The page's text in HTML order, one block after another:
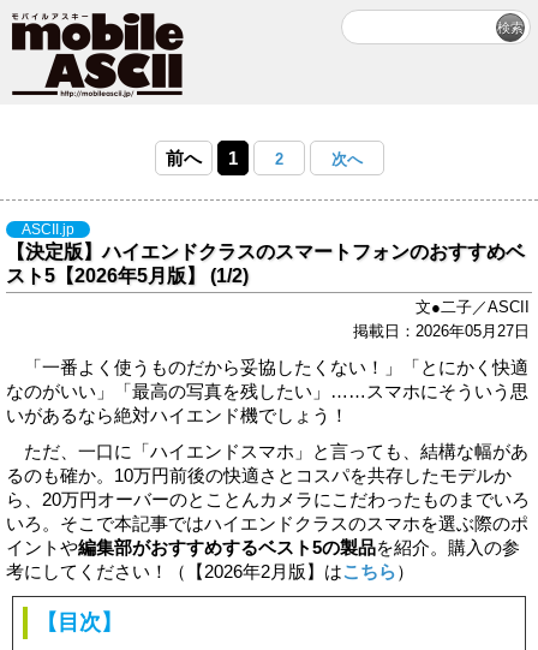
前へ 1 2 次へ
ASCII.jp
【決定版】ハイエンドクラスのスマートフォンのおすすめベ
スト5【2026年5月版】 (1/2)
文●二子／ASCII
掲載日：2026年05月27日
「一番よく使うものだから妥協したくない！」「とにかく快適
なのがいい」「最高の写真を残したい」……スマホにそういう思
いがあるなら絶対ハイエンド機でしょう！
ただ、一口に「ハイエンドスマホ」と言っても、結構な幅があ
るのも確か。10万円前後の快適さとコスパを共存したモデルか
ら、20万円オーバーのとことんカメラにこだわったものまでいろ
いろ。そこで本記事ではハイエンドクラスのスマホを選ぶ際のポ
イントや編集部がおすすめするベスト5の製品を紹介。購入の参
考にしてください！（【2026年2月版】はこちら）
【目次】